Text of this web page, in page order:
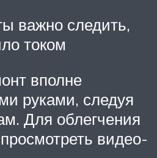
важно следить,
током
вполне
руками, следуя
Для облегчения
видео-